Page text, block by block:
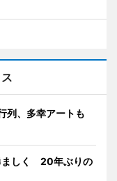
、多幸アートも
ましく 20年ぶりの